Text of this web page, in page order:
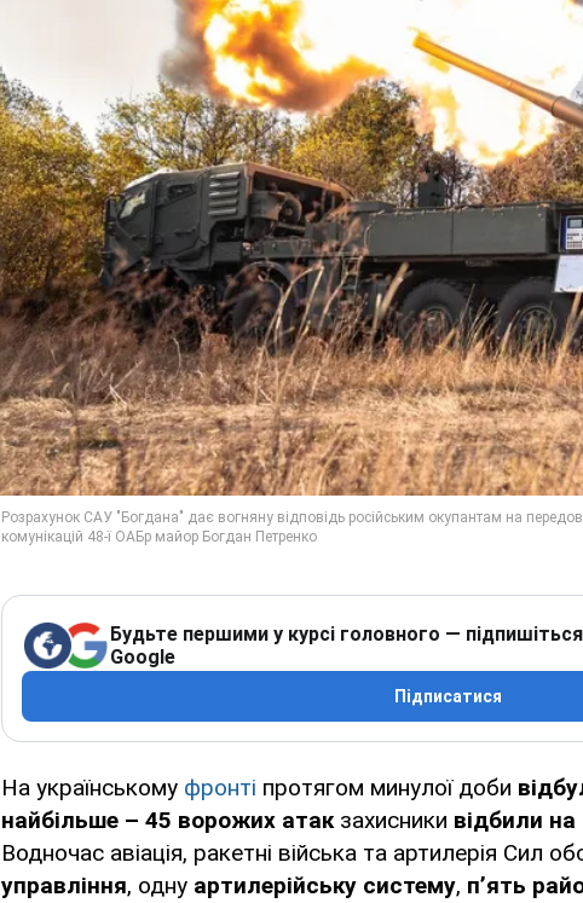
Будьте першими у курсі головного —
Google
Підписатися
На українському фронті протягом минулої доби
найбільше – 45 ворожих атак захисники відбили
Водночас авіація, ракетні війська та артилерія Сил
управління, одну артилерійську систему, п’ять